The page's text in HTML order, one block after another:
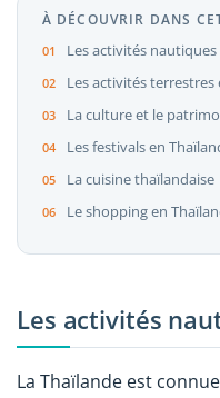
À DÉCOUVRIR DANS
Les activités
Les activités terrestres
La culture et le
Les festivals en
La cuisine thaïlandaise
Le shopping en
Les activités
La Thaïlande est